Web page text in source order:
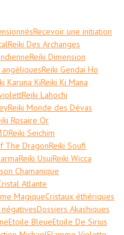
Recevoir une initiation
Reiki Des Archanges
Reiki Dimension
Reiki Gendai Ho
Karuna KiReiki Ki Mana
Reiki Lahochi
Reiki Monde des Dévas
Rosaire Or
Reiki Seichim
The DragonReiki Soufi
Reiki UsuiReiki Wicca
Chamanique
Atlante
MagiqueCristaux éthériques
Dossiers Akashiques
Etoile BleueEtoile De Sirius